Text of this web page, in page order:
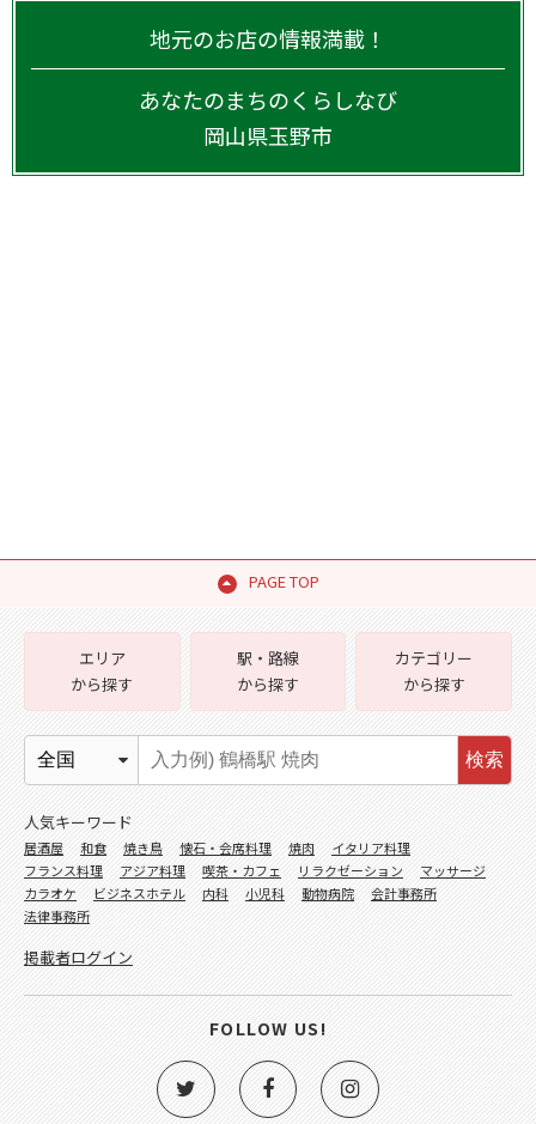
地元のお店の情報満載！
あなたのまちのくらしなび
岡山県玉野市
PAGE TOP
エリア
から探す
駅・路線
から探す
カテゴリー
から探す
検索
人気キーワード
居酒屋 和食 焼き鳥 懐石・会席料理 焼肉
イタリア料理
フランス料理
アジア料理 喫茶・カフェ リラクゼーション
マッサージ
カラオケ
ビジネスホテル 内科 小児科 動物病院
会計事務所
法律事務所
掲載者ログイン
FOLLOW US!